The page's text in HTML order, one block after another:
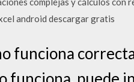
android descargar gratis
funciona
funciona, puede